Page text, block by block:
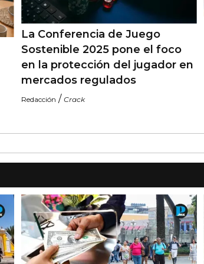
La Conferencia de Juego
Sostenible 2025 pone el foco
en la protección del jugador en
mercados regulados
Redacción / Crack